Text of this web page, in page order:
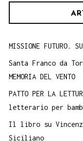
MISSIONE FUTURO.
Santa Franco da
MEMORIA DEL VENTO
PATTO PER LA
letterario per
Il libro su
Siciliano